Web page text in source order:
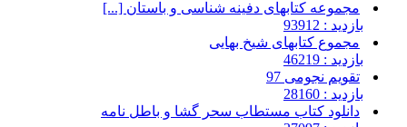
مجموعه کتابهای دفینه شناسی و باستان [...]
بازدید : 93912
مجموع کتابهای شیخ بهایی
بازدید : 46219
تقویم نجومی 97
بازدید : 28160
دانلود کتاب مستطاب سحر گشا و باطل نامه